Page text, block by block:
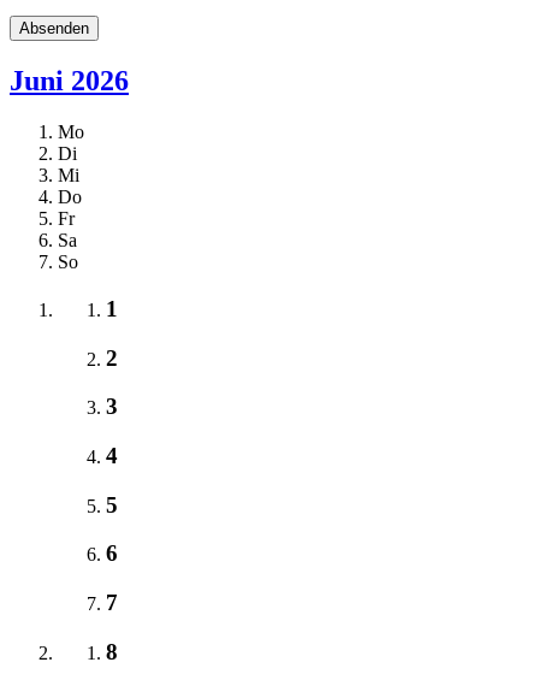
Juni 2026
Mo
Di
Mi
Do
Fr
Sa
So
1
2
3
4
5
6
7
8